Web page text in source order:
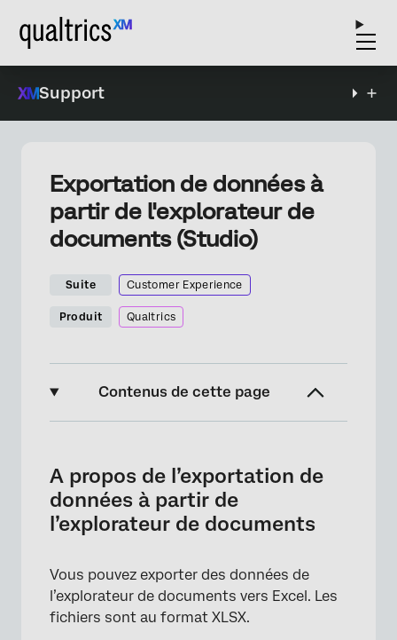
Support
Exportation de données à
partir de l'explorateur de
documents (Studio)
Suite Customer Experience
Produit Qualtrics
Contenus de cette page
Exportation de données à partir de
l’explorateur de documents
Informations incluses dans l’exportation
A propos de l’exportation de
données à partir de
l’explorateur de documents
Vous pouvez exporter des données de
l’explorateur de documents vers Excel. Les
fichiers sont au format XLSX.